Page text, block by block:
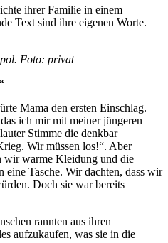
ihrer Familie in einem
Text sind ihre eigenen Worte.
Foto: privat
Mama den ersten Einschlag.
ich mir mit meiner jüngeren
Stimme die denkbar
Wir müssen los!“. Aber
warme Kleidung und die
Tasche. Wir dachten, dass wir
Doch sie war bereits
rannten aus ihren
aufzukaufen, was sie in die